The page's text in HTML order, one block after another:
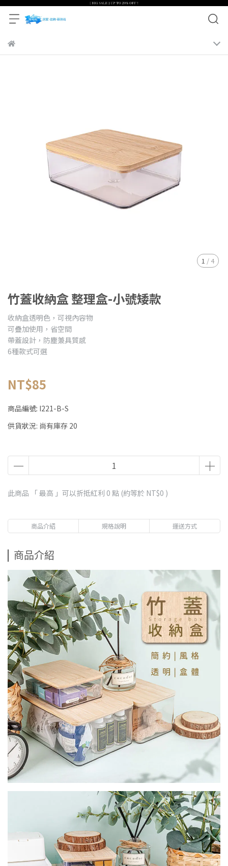
1 / 4
竹蓋收納盒 整理盒-小號矮款
收納盒透明色，可視內容物
可疊加使用，省空間
帶蓋設計，防塵兼具質感
6種款式可選
NT$85
商品編號: I221-B-S
供貨狀況: 尚有庫存 20
此商品 「 最高 」可以折抵紅利 0 點 (約等於 NT$0 )
商品介紹 規格說明 運送方式
商品介紹